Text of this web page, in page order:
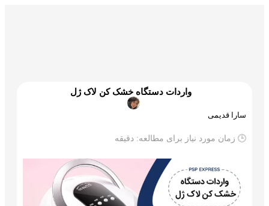
واردات دستگاه خشک کن لاک ژل
سارا قدیمی
🕒 زمان مورد نیاز برای مطالعه: دقیقه